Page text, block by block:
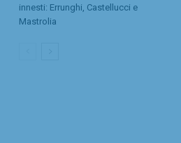
innesti: Errunghi, Castellucci e
Mastrolia